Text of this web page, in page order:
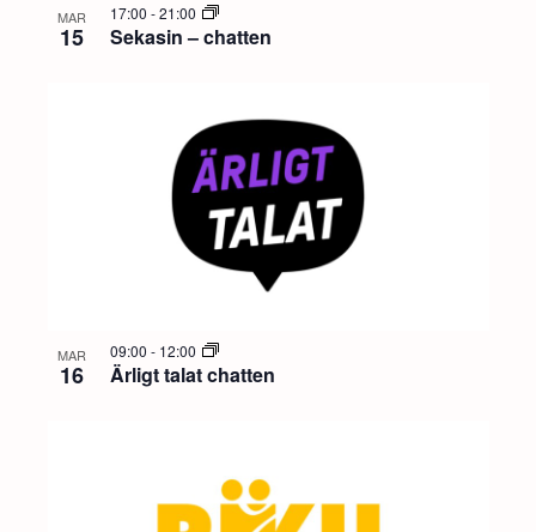
MAR
15 Sekasin – chatten
17:00 -21:00
MAR
16 Ärligt talat chatten
09:00 - 12:00